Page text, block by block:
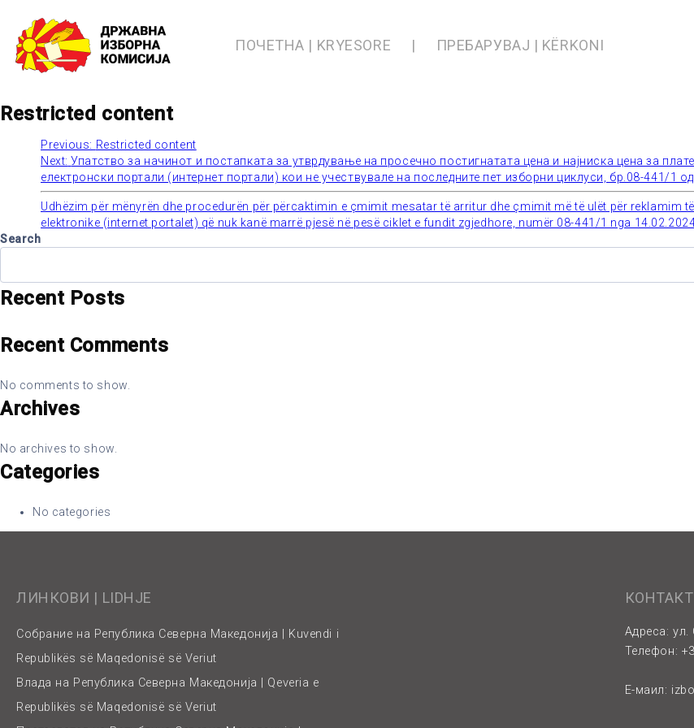
content
ПОЧЕТНА | KRYESORE ПРЕБАРУВАЈ | KËRKONI
Restricted content
Post
navigation
Previous: Restricted content
Next: Упатство за начинот и постапката за утврдување на просечно постигнатата цена и најниска цена за
електронски портали (интернет портали) кои не учествувале на последните пет изборни циклуси, бр.08-441/1
Udhëzim për mënyrën dhe procedurën për përcaktimin e çmimit mesatar të arritur dhe çmimit më të ulët për reklamim
elektronike (internet portalet) që nuk kanë marrë pjesë në pesë ciklet e fundit zgjedhore, numër 08-441/1 nga
Search
Recent Posts
Recent Comments
No comments to show.
Archives
No archives to show.
Categories
No categories
ЛИНКОВИ | LIDHJE
Собрание на Република Северна Македонија | Kuvendi i
Republikës së Maqedonisë së Veriut
Влада на Република Северна Македонија | Qeveria e
Republikës së Maqedonisë së Veriut
КОНТАКТ
Адреса: ул.
Телефон:
Е-маил: